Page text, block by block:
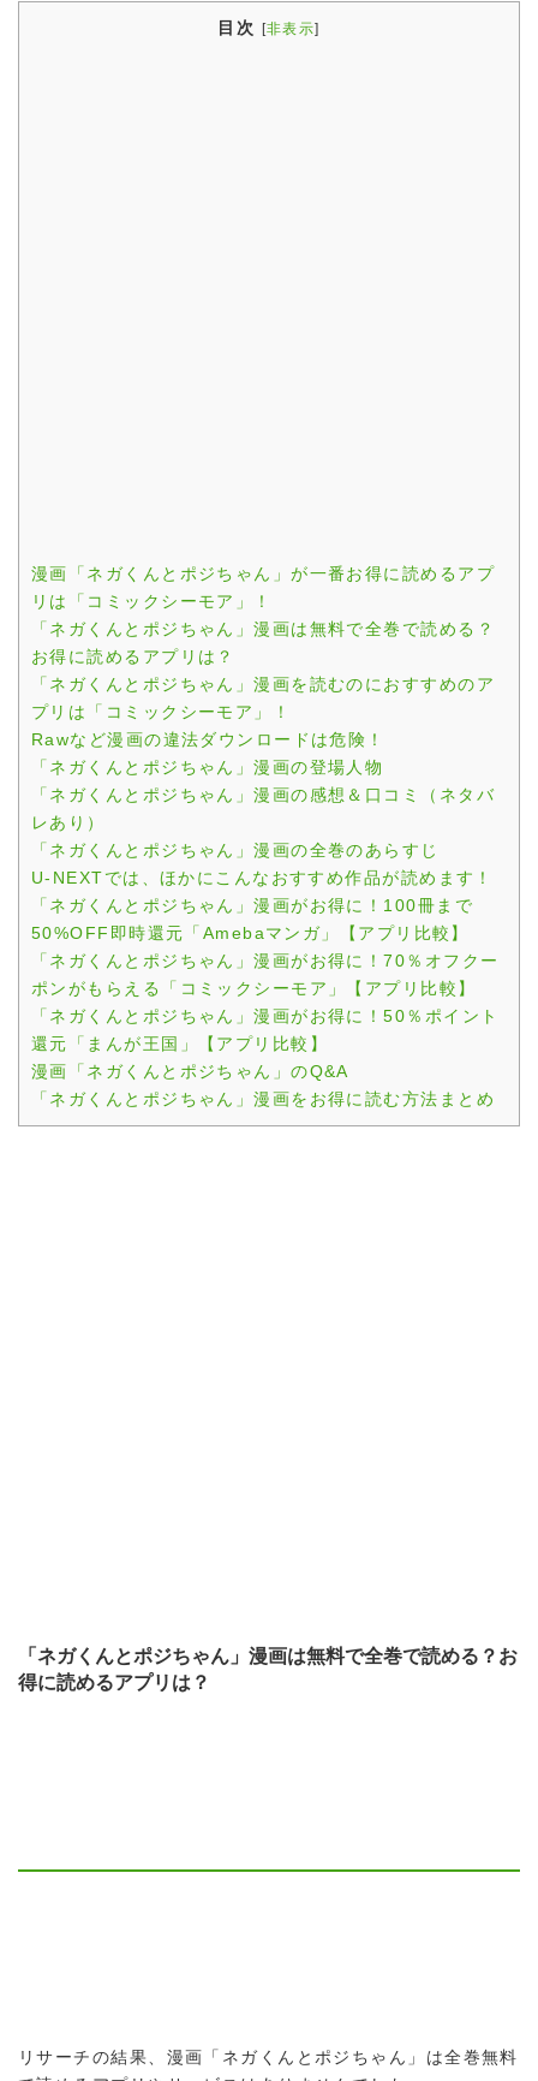
目次 [非表示]
漫画「ネガくんとポジちゃん」が一番お得に読めるアプ
リは「コミックシーモア」！
「ネガくんとポジちゃん」漫画は無料で全巻で読める？
お得に読めるアプリは？
「ネガくんとポジちゃん」漫画を読むのにおすすめのア
プリは「コミックシーモア」！
Rawなど漫画の違法ダウンロードは危険！
「ネガくんとポジちゃん」漫画の登場人物
「ネガくんとポジちゃん」漫画の感想＆口コミ（ネタバ
レあり）
「ネガくんとポジちゃん」漫画の全巻のあらすじ
U-NEXTでは、ほかにこんなおすすめ作品が読めます！
「ネガくんとポジちゃん」漫画がお得に！100冊まで
50%OFF即時還元「Amebaマンガ」【アプリ比較】
「ネガくんとポジちゃん」漫画がお得に！70％オフクー
ポンがもらえる「コミックシーモア」【アプリ比較】
「ネガくんとポジちゃん」漫画がお得に！50％ポイント
還元「まんが王国」【アプリ比較】
漫画「ネガくんとポジちゃん」のQ&A
「ネガくんとポジちゃん」漫画をお得に読む方法まとめ
「ネガくんとポジちゃん」漫画は無料で全巻で読める？お
得に読めるアプリは？
リサーチの結果、漫画「ネガくんとポジちゃん」は全巻無料